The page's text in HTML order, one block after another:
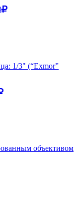
1/3" (“Exmor”
объективом